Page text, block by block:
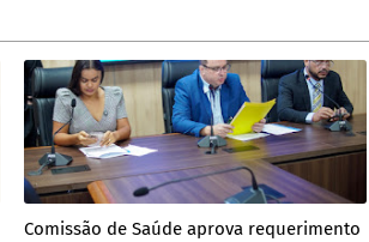
Comissão de Saúde aprova requerimento